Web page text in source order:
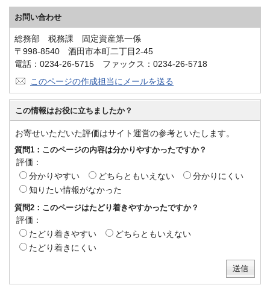
お問い合わせ
総務部 税務課 固定資産第一係
〒998-8540 酒田市本町二丁目2-45
電話：0234-26-5715 ファックス：0234-26-5718
このページの作成担当にメールを送る
この情報はお役に立ちましたか？
お寄せいただいた評価はサイト運営の参考といたします。
質問1：このページの内容は分かりやすかったですか？
評価：
分かりやすい
どちらともいえない
分かりにくい
知りたい情報がなかった
質問2：このページはたどり着きやすかったですか？
評価：
たどり着きやすい
どちらともいえない
たどり着きにくい